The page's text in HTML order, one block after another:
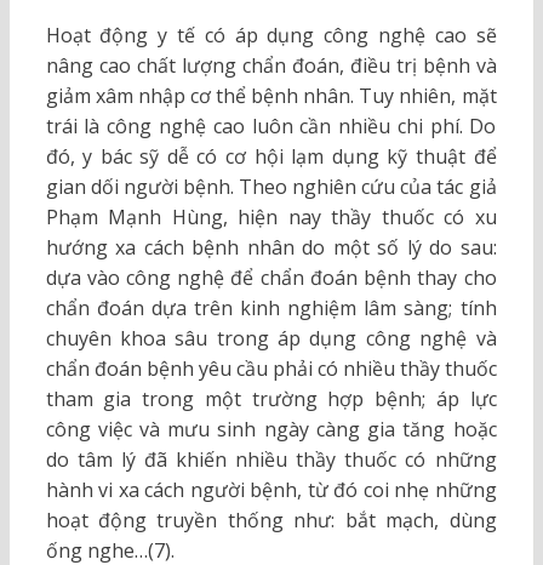
Hoạt động y tế có áp dụng công nghệ cao sẽ
nâng cao chất lượng chẩn đoán, điều trị bệnh và
giảm xâm nhập cơ thể bệnh nhân. Tuy nhiên, mặt
trái là công nghệ cao luôn cần nhiều chi phí. Do
đó, y bác sỹ dễ có cơ hội lạm dụng kỹ thuật để
gian dối người bệnh. Theo nghiên cứu của tác giả
Phạm Mạnh Hùng, hiện nay thầy thuốc có xu
hướng xa cách bệnh nhân do một số lý do sau:
dựa vào công nghệ để chẩn đoán bệnh thay cho
chẩn đoán dựa trên kinh nghiệm lâm sàng; tính
chuyên khoa sâu trong áp dụng công nghệ và
chẩn đoán bệnh yêu cầu phải có nhiều thầy thuốc
tham gia trong một trường hợp bệnh; áp lực
công việc và mưu sinh ngày càng gia tăng hoặc
do tâm lý đã khiến nhiều thầy thuốc có những
hành vi xa cách người bệnh, từ đó coi nhẹ những
hoạt động truyền thống như: bắt mạch, dùng
ống nghe…(7).